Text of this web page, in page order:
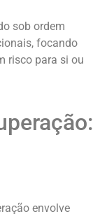
sob ordem
focando
risco para si ou
envolve